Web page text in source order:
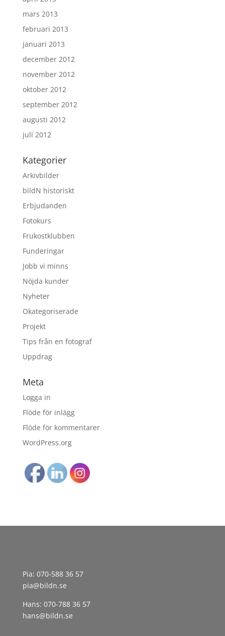
mars 2013
februari 2013
januari 2013
december 2012
november 2012
oktober 2012
september 2012
augusti 2012
juli 2012
Kategorier
Arkivbilder
bildN historiskt
Erbjudanden
Fotokurs
Frukostklubben
Funderingar
Jobb vi minns
Nöjda kunder
Nyheter
Okategoriserade
Projekt
Tips från en fotograf
Uppdrag
Meta
Logga in
Flöde för inlägg
Flöde för kommentarer
WordPress.org
Pia: 070-588 36 57
pia@bildn.se
Hans: 070-788 36 57
hans@bildn.se